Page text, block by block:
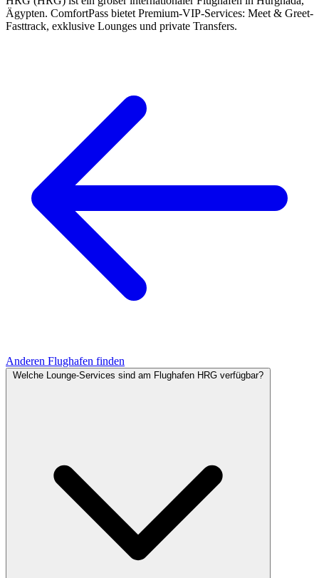
Ägypten. ComfortPass bietet Premium-VIP-Services: Meet & Greet-
Fasttrack, exklusive Lounges und private Transfers.
Anderen Flughafen finden
Welche Lounge-Services sind am Flughafen HRG verfügbar?